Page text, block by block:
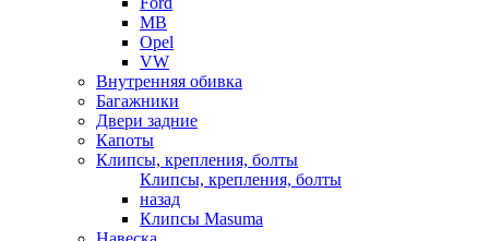
MB
Opel
VW
Внутренняя обивка
Багажники
Двери задние
Капоты
Клипсы, крепления, болты
Клипсы, крепления, болты
назад
Клипсы Masuma